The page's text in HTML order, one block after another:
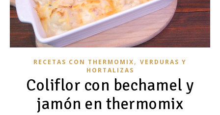
RECETAS CON THERMOMIX, VERDURAS Y
HORTALIZAS
Coliflor con bechamel y
jamón en thermomix